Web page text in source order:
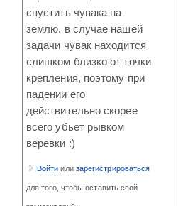
спустить чувака на
землю. в случае нашей
задачи чувак находится
слишком близко от точки
крепления, поэтому при
падении его
действительно скорее
всего убьет рывком
веревки :)
Войти или зарегистрироваться
для того, чтобы оставить свой